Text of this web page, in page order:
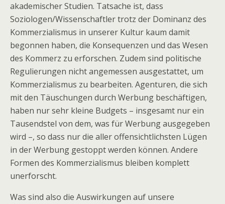
akademischer Studien. Tatsache ist, dass
Soziologen/Wissenschaftler trotz der Dominanz des
Kommerzialismus in unserer Kultur kaum damit
begonnen haben, die Konsequenzen und das Wesen
des Kommerz zu erforschen. Zudem sind politische
Regulierungen nicht angemessen ausgestattet, um
Kommerzialismus zu bearbeiten. Agenturen, die sich
mit den Täuschungen durch Werbung beschäftigen,
haben nur sehr kleine Budgets – insgesamt nur ein
Tausendstel von dem, was für Werbung ausgegeben
wird –, so dass nur die aller offensichtlichsten Lügen
in der Werbung gestoppt werden können. Andere
Formen des Kommerzialismus bleiben komplett
unerforscht.
Was sind also die Auswirkungen auf unsere